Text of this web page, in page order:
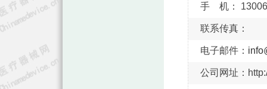
手 机：
联系传真：
电子邮件：
公司网址：